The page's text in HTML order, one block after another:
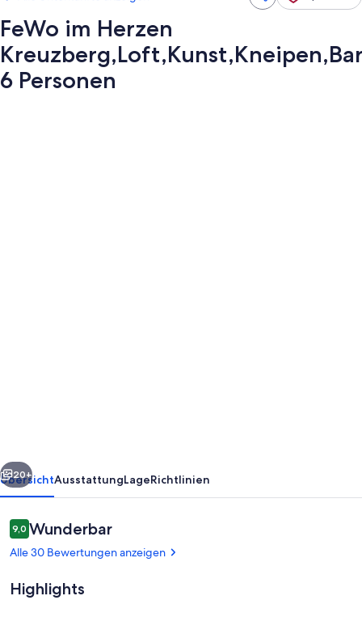
FeWo im Herzen
6 Personen
Weiter
20+
ÜbersichtAusstattungLageRichtlinien
Bewertungen
9,09,0 von 10.
Wunderbar
Alle 30 Bewertungen anzeigen
Highlights